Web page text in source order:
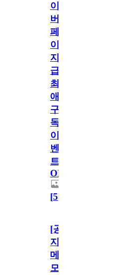
이
버
페
이
지
급!
최
애
구
독
이
벤
트
OPEN!
[5]
[공
지]
메
모